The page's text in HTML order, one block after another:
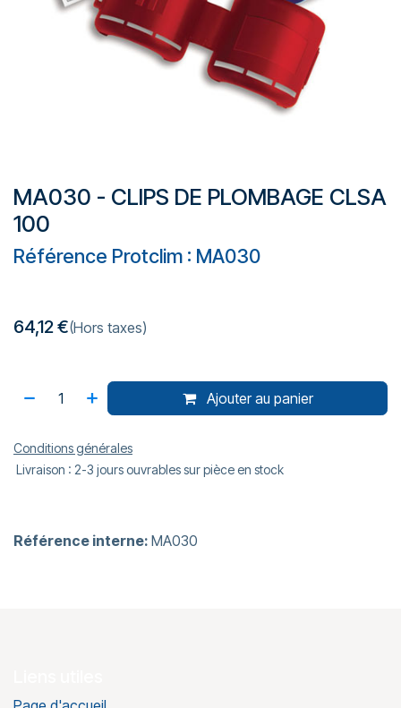
MA030 - CLIPS DE PLOMBAGE CLSA
100
Référence Protclim : MA030
64,12€(Hors taxes)
Ajouter au panier
Conditions générales
Livraison : 2-3 jours ouvrables sur pièce en stock
Référence interne: MA030